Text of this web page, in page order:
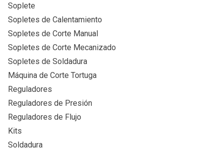
Soplete
Sopletes de Calentamiento
Sopletes de Corte Manual
Sopletes de Corte Mecanizado
Sopletes de Soldadura
Máquina de Corte Tortuga
Reguladores
Reguladores de Presión
Reguladores de Flujo
Kits
Soldadura